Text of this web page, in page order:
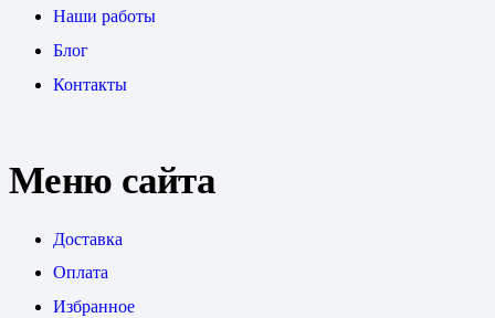
Наши работы
Блог
Контакты
Меню сайта
Доставка
Оплата
Избранное